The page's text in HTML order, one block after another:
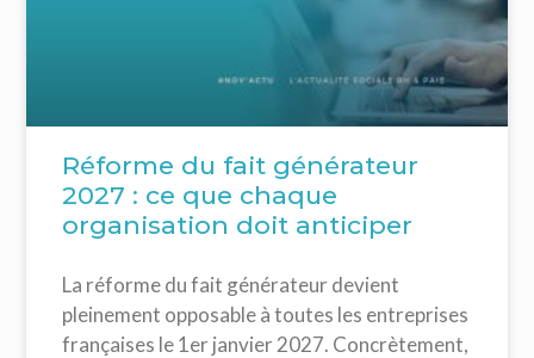
Réforme du fait générateur
2027 : ce que chaque
organisation doit anticiper
La réforme du fait générateur devient
pleinement opposable à toutes les entreprises
françaises le 1er janvier 2027. Concrètement,